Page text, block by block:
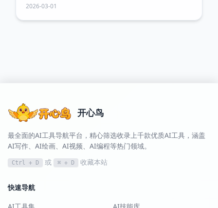
2026-03-01
开心鸟
最全面的AI工具导航平台，精心筛选收录上千款优质AI工具，涵盖
AI写作、AI绘画、AI视频、AI编程等热门领域。
Ctrl + D 或 ⌘ + D 收藏本站
快速导航